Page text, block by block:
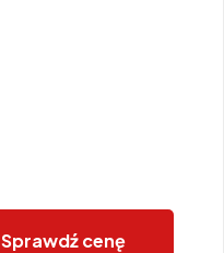
Sprawdź cenę